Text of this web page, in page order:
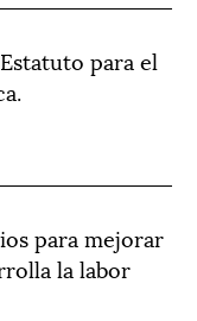
para el
para mejorar
la labor